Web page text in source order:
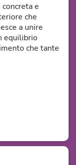
e
che
a unire
equilibrio
che tante